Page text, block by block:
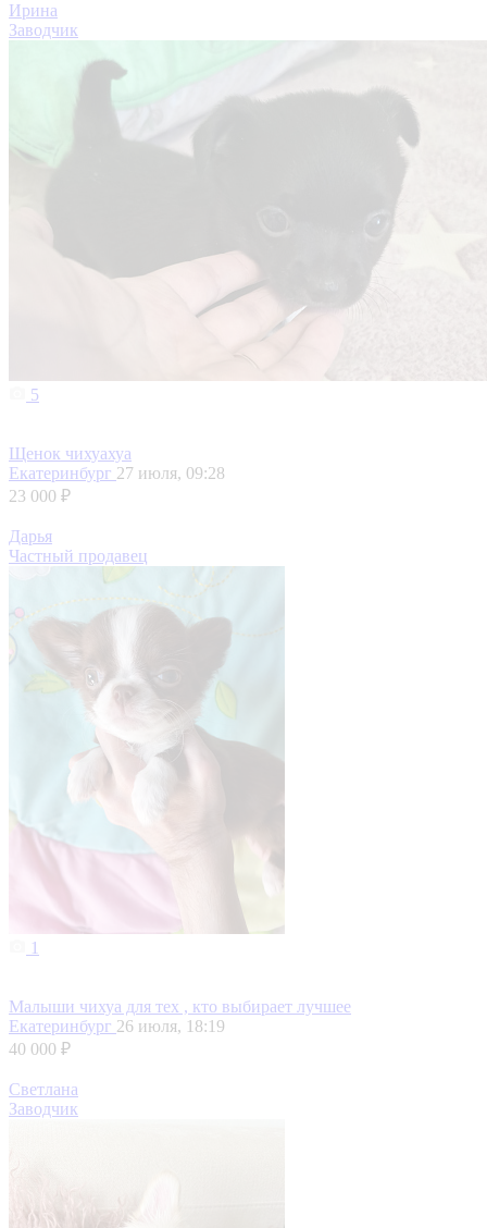
Ирина
Заводчик
5
Щенок чихуахуа
Екатеринбург 27 июля, 09:28
23 000 ₽
Дарья
Частный продавец
1
Малыши чихуа для тех , кто выбирает лучшее
Екатеринбург 26 июля, 18:19
40 000 ₽
Светлана
Заводчик